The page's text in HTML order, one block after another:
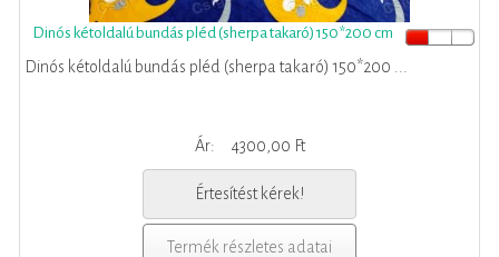
Dinós kétoldalú bundás pléd (sherpa takaró) 150*200 cm
Dinós kétoldalú bundás pléd (sherpa takaró) 150*200 ...
Ár: 4300,00 Ft
Értesítést kérek!
Termék részletes adatai